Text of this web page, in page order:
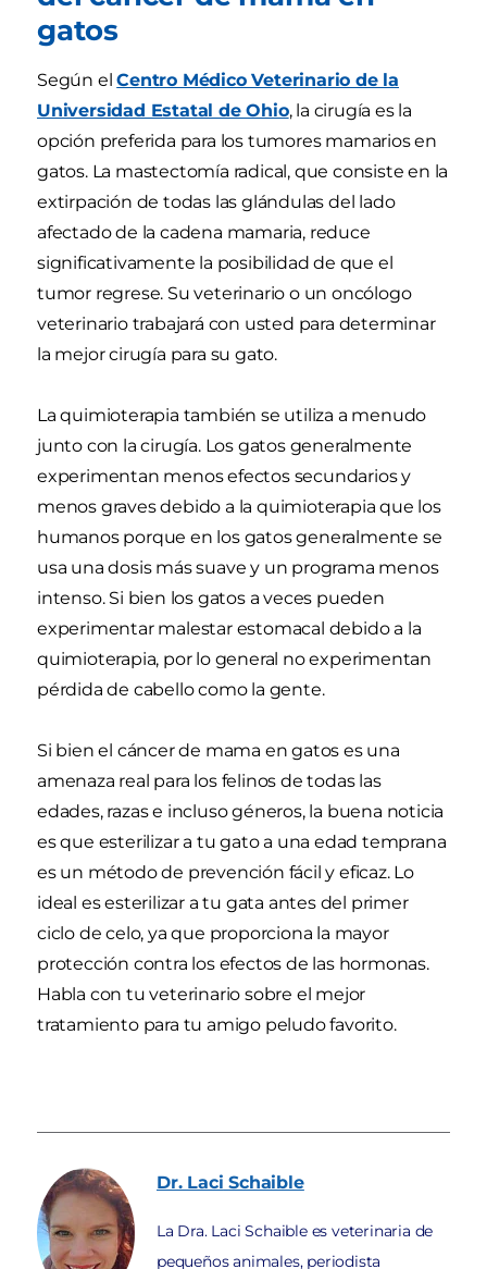
gatos
Según elCentro Médico Veterinario de la
Universidad Estatal de Ohio, la cirugía es la
opción preferida para los tumores mamarios en
gatos. La mastectomía radical, que consiste en la
extirpación de todas las glándulas del lado
afectado de la cadena mamaria, reduce
significativamente la posibilidad de que el
tumor regrese. Su veterinario o un oncólogo
veterinario trabajará con usted para determinar
la mejor cirugía para su gato.
La quimioterapia también se utiliza a menudo
junto con la cirugía. Los gatos generalmente
experimentan menos efectos secundarios y
menos graves debido a la quimioterapia que los
humanos porque en los gatos generalmente se
usa una dosis más suave y un programa menos
intenso. Si bien los gatos a veces pueden
experimentar malestar estomacal debido a la
quimioterapia, por lo general no experimentan
pérdida de cabello como la gente.
Si bien el cáncer de mama en gatos es una
amenaza real para los felinos de todas las
edades, razas e incluso géneros, la buena noticia
es que esterilizar a tu gato a una edad temprana
es un método de prevención fácil y eficaz. Lo
ideal es esterilizar a tu gata antes del primer
ciclo de celo, ya que proporciona la mayor
protección contra los efectos de las hormonas.
Habla con tu veterinario sobre el mejor
tratamiento para tu amigo peludo favorito.
Dr. Laci Schaible
La Dra. Laci Schaible es veterinaria de
pequeños animales, periodista